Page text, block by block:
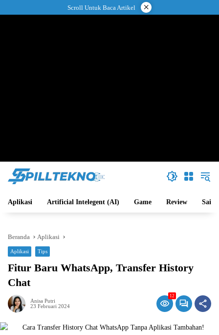
ke
Scroll Untuk Baca Artikel ×
Aplikasi Artificial Intelegent (AI) Game Review Sains
Beranda Aplikasi
Aplikasi Tips
Fitur Baru WhatsApp, Transfer History
Chat
Anisa Putri
23 Februari 2024
12